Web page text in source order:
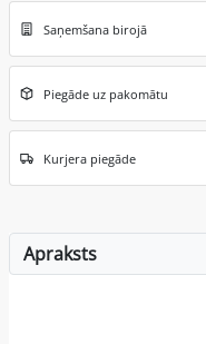
Saņemšana birojā
Piegāde uz pakomātu
Kurjera piegāde
Apraksts